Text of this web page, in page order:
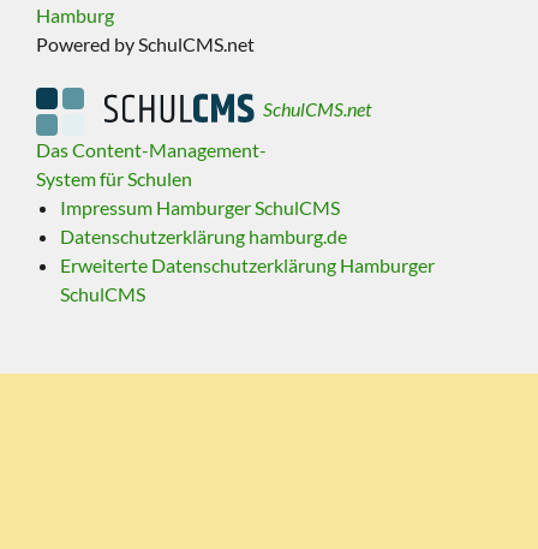
Hamburg
Powered by SchulCMS.net
SchulCMS.net
Das Content-Management-
System für Schulen
Impressum Hamburger SchulCMS
Datenschutzerklärung hamburg.de
Erweiterte Datenschutzerklärung Hamburger
SchulCMS